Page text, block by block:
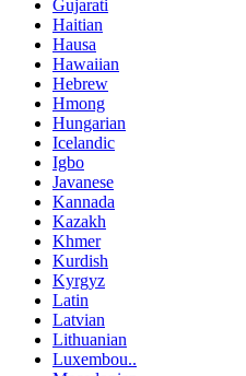
Gujarati
Haitian
Hausa
Hawaiian
Hebrew
Hmong
Hungarian
Icelandic
Igbo
Javanese
Kannada
Kazakh
Khmer
Kurdish
Kyrgyz
Latin
Latvian
Lithuanian
Luxembou..